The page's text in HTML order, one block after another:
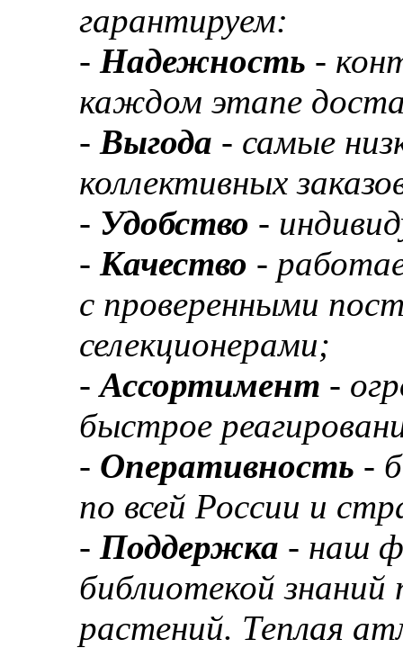
гарантируем:
- Надежность -
каждом этапе
- Выгода - самые
коллективных
- Удобство -
- Качество -
с проверенными
селекционерами;
-Ассортимент -
быстрое
- Оперативность -
по всей России и
- Поддержка - наш
библиотекой
растений. Теплая